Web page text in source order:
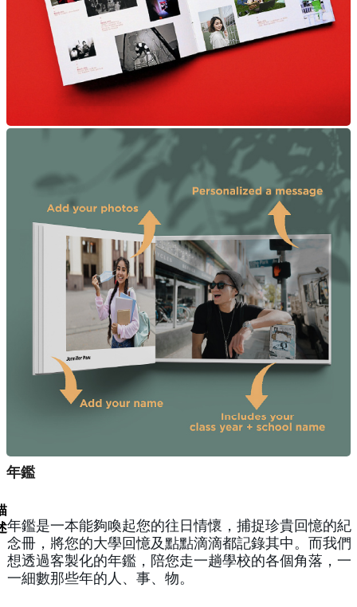
年鑑
年鑑是一本能夠喚起您的往日情懷，捕捉珍貴回憶的紀
念冊，將您的大學回憶及點點滴滴都記錄其中。而我們
想透過客製化的年鑑，陪您走一趟學校的各個角落，一
一細數那些年的人、事、物。